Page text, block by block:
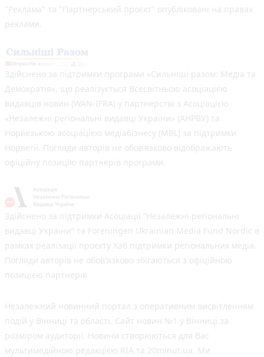
"Реклама" та "Партнерський проєкт" опубліковані на правах
реклами.
Здійснено за підтримки програми «Сильніші разом: Медіа та
Демократія», що реалізується Всесвітньою асоціацією
видавців новин (WAN-IFRA) у партнерстві з Асоціацією
«Незалежні регіональні видавці України» (АНРВУ) та
Норвезькою асоціацією медіабізнесу (MBL) за підтримки
Норвегії. Погляди авторів не обов’язково відображають
офіційну позицію партнерів програми.
Здійснено за підтримки Асоціації “Незалежні регіональні
видавці України” та Foreningen Ukrainian Media Fund Nordic в
рамках реалізації проєкту Хаб підтримки регіональних медіа.
Погляди авторів не обов'язково збігаються з офіційною
позицією партнерів
Незалежний новинний портал з оперативним висвітленням
подій у Вінниці та області. Сайт новин №1 у Вінниці за
розміром аудиторії. Новини створюються для Вас
мультимедійною редакцією RIA та 20minut.ua. Ми